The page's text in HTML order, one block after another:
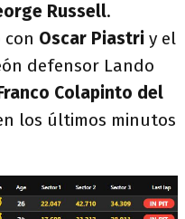
Russell.
con Oscar Piastri y el
defensor Lando
Colapinto del
los últimos minutos